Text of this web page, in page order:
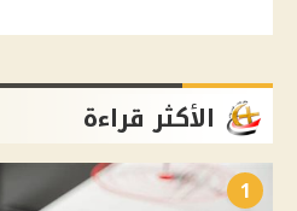
الأكثر قراءة
1